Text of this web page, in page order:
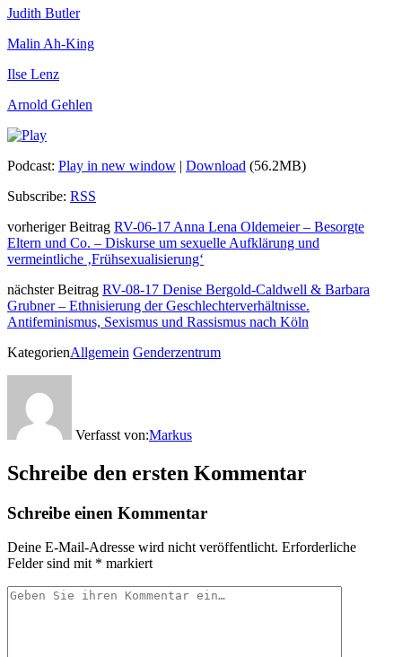
Judith Butler
Malin Ah-King
Ilse Lenz
Arnold Gehlen
Podcast: Play in new window | Download (56.2MB)
Subscribe: RSS
vorheriger Beitrag RV-06-17 Anna Lena Oldemeier – Besorgte
Eltern und Co. – Diskurse um sexuelle Aufklärung und
vermeintliche ‚Frühsexualisierung‘
nächster Beitrag RV-08-17 Denise Bergold-Caldwell & Barbara
Grubner – Ethnisierung der Geschlechterverhältnisse.
Antifeminismus, Sexismus und Rassismus nach Köln
KategorienAllgemein Genderzentrum
Verfasst von:Markus
Schreibe den ersten Kommentar
Schreibe einen Kommentar
Deine E-Mail-Adresse wird nicht veröffentlicht. Erforderliche
Felder sind mit * markiert
Ihr